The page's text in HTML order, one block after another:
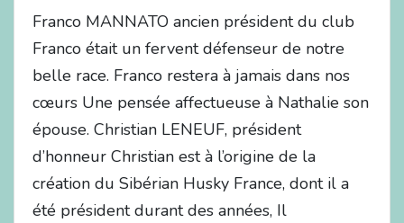
Franco MANNATO ancien président du club
Franco était un fervent défenseur de notre
belle race. Franco restera à jamais dans nos
cœurs Une pensée affectueuse à Nathalie son
épouse. Christian LENEUF, président
d’honneur Christian est à l’origine de la
création du Sibérian Husky France, dont il a
été président durant des années, Il